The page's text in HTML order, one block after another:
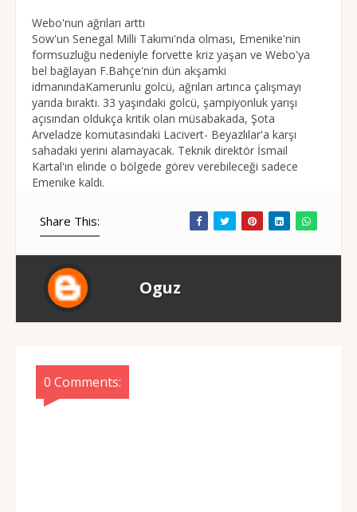
Webo'nun ağrıları arttı
Sow'un Senegal Milli Takımı'nda olması, Emenike'nin
formsuzluğu nedeniyle forvette kriz yaşan ve Webo'ya
bel bağlayan F.Bahçe'nin dün akşamki
idmanındaKamerunlu golcü, ağrıları artınca çalışmayı
yarıda bıraktı. 33 yaşındaki golcü, şampiyonluk yarışı
açısından oldukça kritik olan müsabakada, Şota
Arveladze komutasındaki Lacivert- Beyazlılar'a karşı
sahadaki yerini alamayacak. Teknik direktör İsmail
Kartal'ın elinde o bölgede görev verebileceği sadece
Emenike kaldı.
Share This:
Oguz
0 Comments: